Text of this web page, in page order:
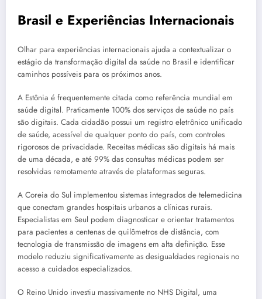
Brasil e Experiências Internacionais
Olhar para experiências internacionais ajuda a contextualizar o
estágio da transformação digital da saúde no Brasil e identificar
caminhos possíveis para os próximos anos.
A Estônia é frequentemente citada como referência mundial em
saúde digital. Praticamente 100% dos serviços de saúde no país
são digitais. Cada cidadão possui um registro eletrônico unificado
de saúde, acessível de qualquer ponto do país, com controles
rigorosos de privacidade. Receitas médicas são digitais há mais
de uma década, e até 99% das consultas médicas podem ser
resolvidas remotamente através de plataformas seguras.
A Coreia do Sul implementou sistemas integrados de telemedicina
que conectam grandes hospitais urbanos a clínicas rurais.
Especialistas em Seul podem diagnosticar e orientar tratamentos
para pacientes a centenas de quilômetros de distância, com
tecnologia de transmissão de imagens em alta definição. Esse
modelo reduziu significativamente as desigualdades regionais no
acesso a cuidados especializados.
O Reino Unido investiu massivamente no NHS Digital, uma